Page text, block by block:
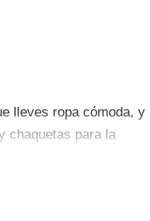
lleves ropa cómoda, y
chaquetas para la